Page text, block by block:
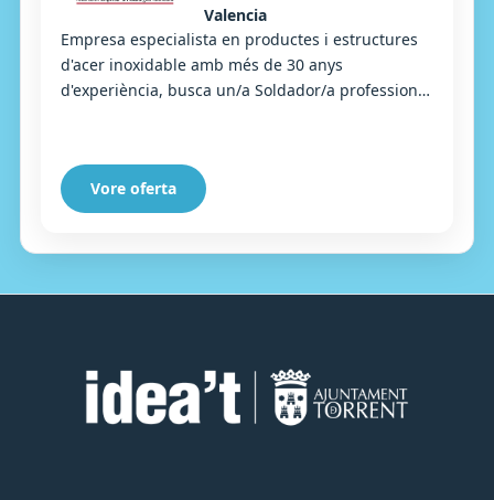
Valencia
Empresa especialista en productes i estructures
d'acer inoxidable amb més de 30 anys
d'experiència, busca un/a Soldador/a professional
Vore oferta